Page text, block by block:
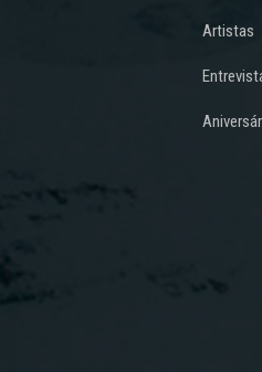
Artistas